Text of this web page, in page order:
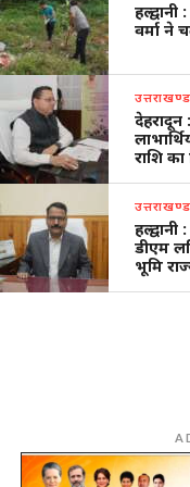
वर्मा ने
उत्तराखण्ड
राशि
उत्तराखण्ड
डीएम
भूमि